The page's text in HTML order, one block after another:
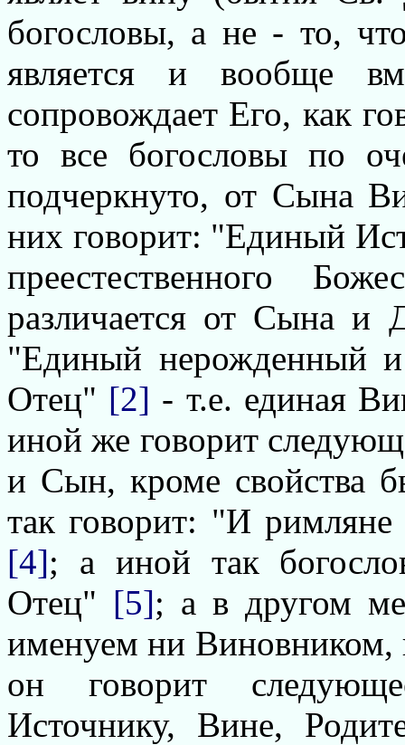
богословы, а не - то,
является и вообще
сопровождает Его, как
то все богословы по
подчеркнуто, от Сына
них говорит: "Единый
преестественного
различается от Сына и
"Единый нерожденный
Отец" [2] - т.е. единая
иной же говорит
и Сын, кроме свойства
так говорит: "И
[4]; а иной так
Отец" [5]; а в другом
именуем ни
он говорит
Источнику, Вине,